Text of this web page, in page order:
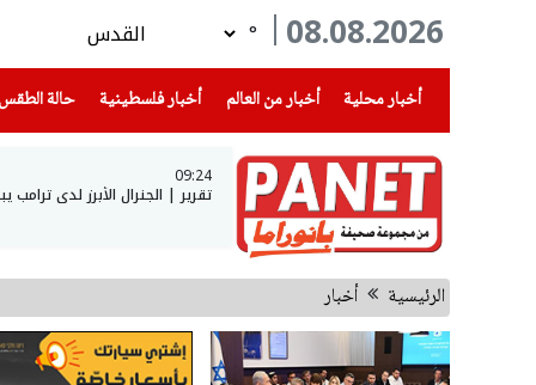
08.08.2026
°
أخبار محلية
(current) أخبار من العالم أخبار فلسطينية(current) حالة الطقس
09:24
تقرير | الجنرال الأبرز لدى ترامب يبحث عن
الرئيسية أخبار